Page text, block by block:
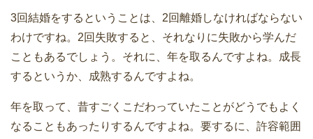
3回結婚をするということは、2回離婚しなければならない
わけですね。2回失敗すると、それなりに失敗から学んだ
こともあるでしょう。それに、年を取るんですよね。成長
するというか、成熟するんですよね。
年を取って、昔すごくこだわっていたことがどうでもよく
なることもあったりするんですよね。要するに、許容範囲